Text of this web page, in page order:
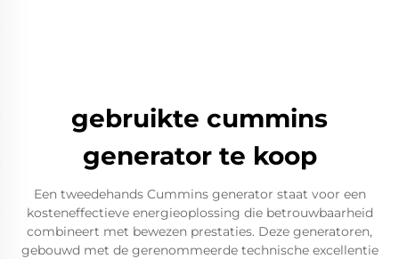
gebruikte cummins
generator te koop
Een tweedehands Cummins generator staat voor een
kosteneffectieve energieoplossing die betrouwbaarheid
combineert met bewezen prestaties. Deze generatoren,
gebouwd met de gerenommeerde technische excellentie